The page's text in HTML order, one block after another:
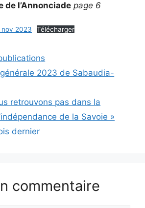
de l’Annonciade page 6
nov 2023 Télécharger
2023 de Sabaudia-
retrouvons pas dans la
de la Savoie »
dernier
commentaire